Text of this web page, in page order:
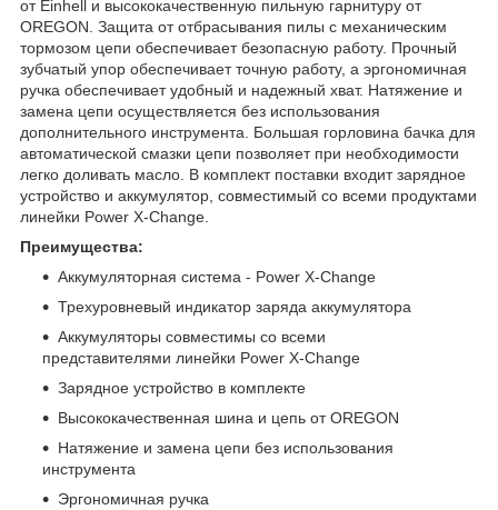
от Einhell и высококачественную пильную гарнитуру от
OREGON. Защита от отбрасывания пилы с механическим
тормозом цепи обеспечивает безопасную работу. Прочный
зубчатый упор обеспечивает точную работу, а эргономичная
ручка обеспечивает удобный и надежный хват. Натяжение и
замена цепи осуществляется без использования
дополнительного инструмента. Большая горловина бачка для
автоматической смазки цепи позволяет при необходимости
легко доливать масло. В комплект поставки входит зарядное
устройство и аккумулятор, совместимый со всеми продуктами
линейки Power X-Change.
Преимущества:
Аккумуляторная система - Power X-Change
Трехуровневый индикатор заряда аккумулятора
Аккумуляторы совместимы со всеми
представителями линейки Power X-Change
Зарядное устройство в комплекте
Высококачественная шина и цепь от OREGON
Натяжение и замена цепи без использования
инструмента
Эргономичная ручка